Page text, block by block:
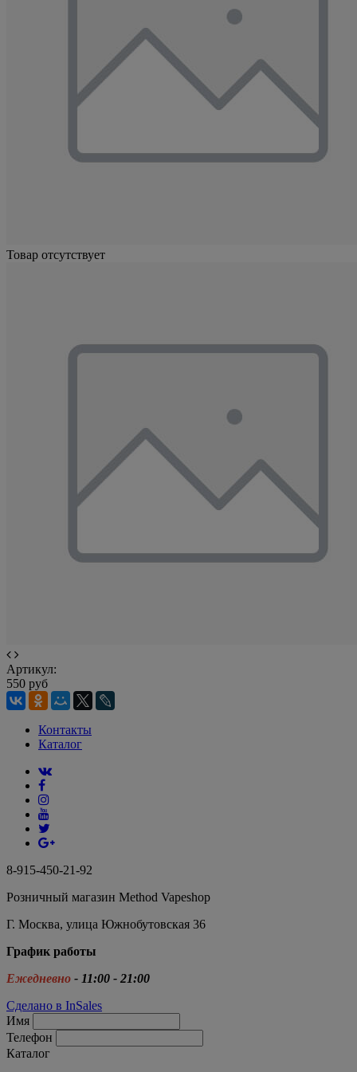
Товар отсутствует
Артикул:
550 руб
Контакты
Каталог
8-915-450-21-92
Розничный магазин Method Vapeshop
Г. Москва, улица Южнобутовская 36
График работы
Ежедневно - 11:00 - 21:00
Сделано в InSales
Имя
Телефон
Каталог